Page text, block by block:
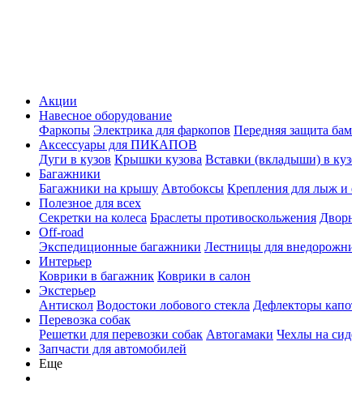
Акции
Навесное оборудование
Фаркопы Электрика для фаркопов Передняя защита
Аксессуары для ПИКАПОВ
Дуги в кузов Крышки кузова Вставки (вкладыши) в
Багажники
Багажники на крышу Автобоксы Крепления для лыж и
Полезное для всех
Секретки на колеса Браслеты противоскольжения
Off-road
Экспедиционные багажники Лестницы для
Интерьер
Коврики в багажник Коврики в салон
Экстерьер
Антискол Водостоки лобового стекла Дефлекторы
Перевозка собак
Решетки для перевозки собак Автогамаки Чехлы на
Запчасти для автомобилей
Еще